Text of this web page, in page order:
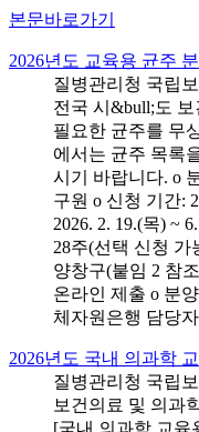
본문바로가기
2026년도 교육용 균주
질병관리청 국립
전국 시&bull;도
필요한 균주를 무
에서는 균주 목록
시기 바랍니다. o
구원 o 신청 기간:
2026. 2. 19.(목) ~
28주(선택 신청 가
양창구(붙임 2 참
온라인 제출 o 분
체자원은행 담당
2026년도 국내 의과학
질병관리청 국립
보건의료 및 의과
[국내 의과학 교육